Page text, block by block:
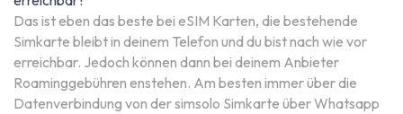
Das ist eben das beste bei eSIM Karten, die bestehende
Simkarte bleibt in deinem Telefon und du bist nach wie vor
erreichbar. Jedoch können dann bei deinem Anbieter
Roaminggebühren enstehen. Am besten immer über die
Datenverbindung von der simsolo Simkarte über Whatsapp